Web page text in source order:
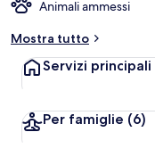
Animali ammessi
Mostra tutto
Servizi principali
Per famiglie (6)